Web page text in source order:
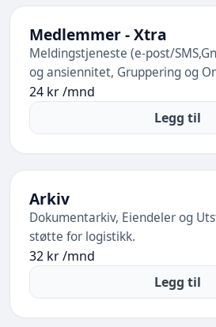
Medlemmer - Xtra
Meldingstjeneste (e-post/
og ansiennitet, Gruppering og
24 kr /mnd
Legg til
Arkiv
Dokumentarkiv, Eiendeler og
støtte for logistikk.
32 kr /mnd
Legg til